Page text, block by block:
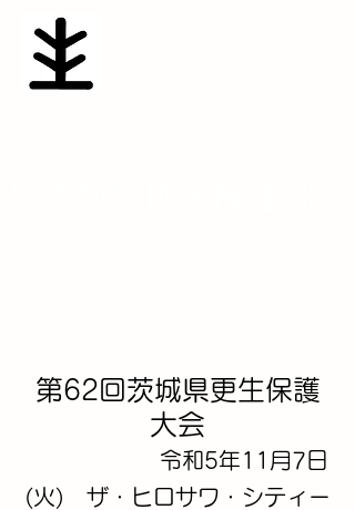
第62回茨城県更生保護
大会
令和5年11月7日
(火) ザ・ヒロサワ・シティー